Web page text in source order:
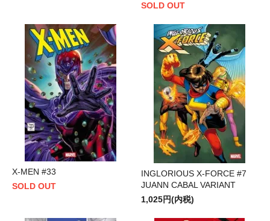
SOLD OUT
X-MEN #33
SOLD OUT
INGLORIOUS X-FORCE #7
JUANN CABAL VARIANT
1,025円(内税)